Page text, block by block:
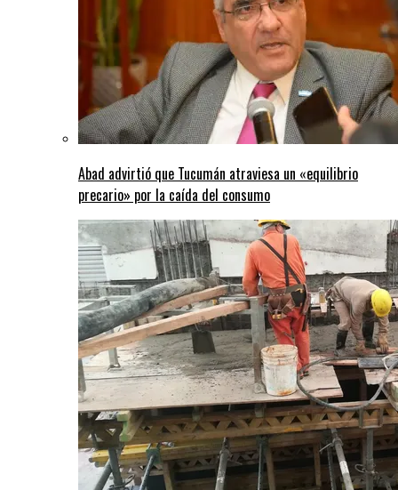
Abad advirtió que Tucumán atraviesa un «equilibrio
precario» por la caída del consumo